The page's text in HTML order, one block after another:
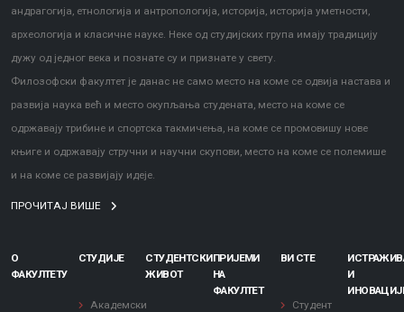
андрагогија, етнологија и антропологија, историја, историја уметности,
археологија и класичне науке. Неке од студијских група имају традицију
дужу од једног века и познате су и признате у свету.
Филозофски факултет је данас не само место на коме се одвија настава и
развија наука већ и место окупљања студената, место на коме се
одржавају трибине и спортска такмичења, на коме се промовишу нове
књиге и одржавају стручни и научни скупови, место на коме се полемише
и на коме се развијају идеје.
ПРОЧИТАЈ ВИШЕ
О
ФАКУЛТЕТУ
СТУДИЈЕ
Академски
СТУДЕНТСКИ
ЖИВОТ
ПРИЈЕМИ
НА
ФАКУЛТЕТ
ВИ СТЕ
Студент
И